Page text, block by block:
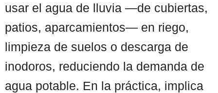
usar el agua de lluvia —de cubiertas,
patios, aparcamientos— en riego,
limpieza de suelos o descarga de
inodoros, reduciendo la demanda de
agua potable. En la práctica, implica